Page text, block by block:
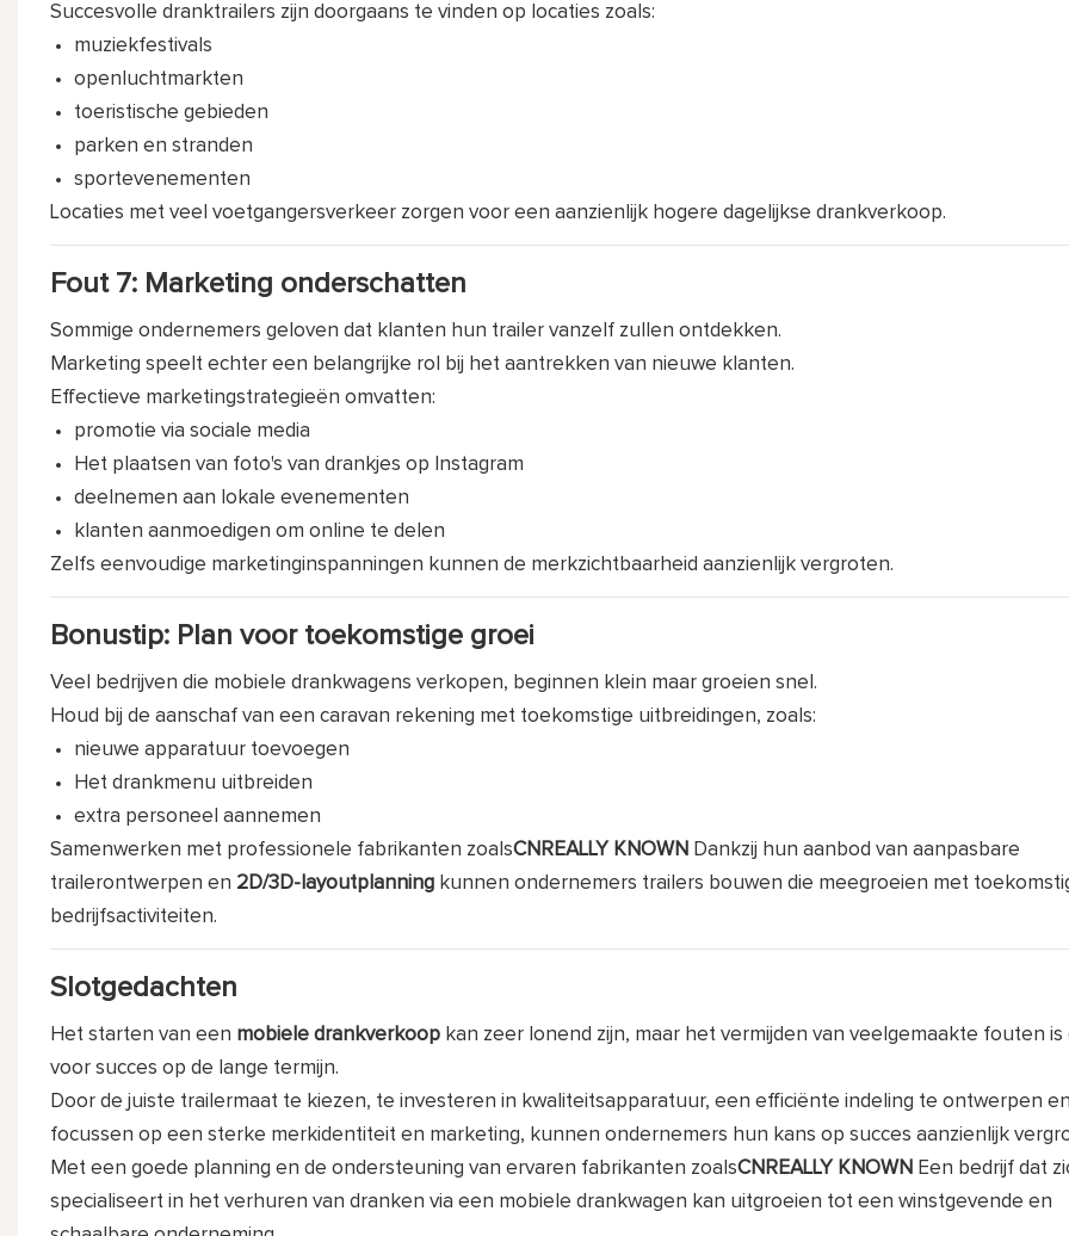
Succesvolle dranktrailers zijn doorgaans te vinden op locaties zoals:
muziekfestivals
openluchtmarkten
toeristische gebieden
parken en stranden
sportevenementen
Locaties met veel voetgangersverkeer zorgen voor een aanzienlijk hogere dagelijkse drankverkoop.
Fout 7: Marketing onderschatten
Sommige ondernemers geloven dat klanten hun trailer vanzelf zullen ontdekken.
Marketing speelt echter een belangrijke rol bij het aantrekken van nieuwe klanten.
Effectieve marketingstrategieën omvatten:
promotie via sociale media
Het plaatsen van foto's van drankjes op Instagram
deelnemen aan lokale evenementen
klanten aanmoedigen om online te delen
Zelfs eenvoudige marketinginspanningen kunnen de merkzichtbaarheid aanzienlijk vergroten.
Bonustip: Plan voor toekomstige groei
Veel bedrijven die mobiele drankwagens verkopen, beginnen klein maar groeien snel.
Houd bij de aanschaf van een caravan rekening met toekomstige uitbreidingen, zoals:
nieuwe apparatuur toevoegen
Het drankmenu uitbreiden
extra personeel aannemen
Samenwerken met professionele fabrikanten zoalsCNREALLY KNOWN Dankzij hun aanbod van aanpasbare
trailerontwerpen en 2D/3D-layoutplanningkunnen ondernemers trailers bouwen die meegroeien met
bedrijfsactiviteiten.
Slotgedachten
Het starten van een mobiele drankverkoopkan zeer lonend zijn, maar het vermijden van veelgemaakte fouten is
voor succes op de lange termijn.
Door de juiste trailermaat te kiezen, te investeren in kwaliteitsapparatuur, een efficiënte indeling te ontwerpen
focussen op een sterke merkidentiteit en marketing, kunnen ondernemers hun kans op succes aanzienlijk
Met een goede planning en de ondersteuning van ervaren fabrikanten zoalsCNREALLY KNOWN Een bedrijf dat
specialiseert in het verhuren van dranken via een mobiele drankwagen kan uitgroeien tot een winstgevende en